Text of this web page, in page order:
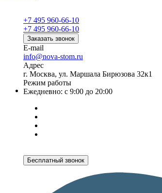
+7 495 960-66-10
+7 495 960-66-10
Заказать звонок
E-mail
info@nova-stom.ru
Адрес
г. Москва, ул. Маршала Бирюзова 32к1
Режим работы
Ежедневно: с 9:00 до 20:00
Бесплатный звонок